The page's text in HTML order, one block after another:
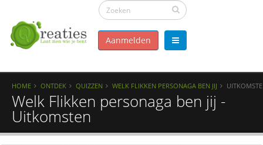
Aanmelden
HOME ONTDEK QUIZZEN WELK FLIKKEN PERSONAGA BEN JIJ
Welk Flikken personaga ben jij -
Uitkomsten